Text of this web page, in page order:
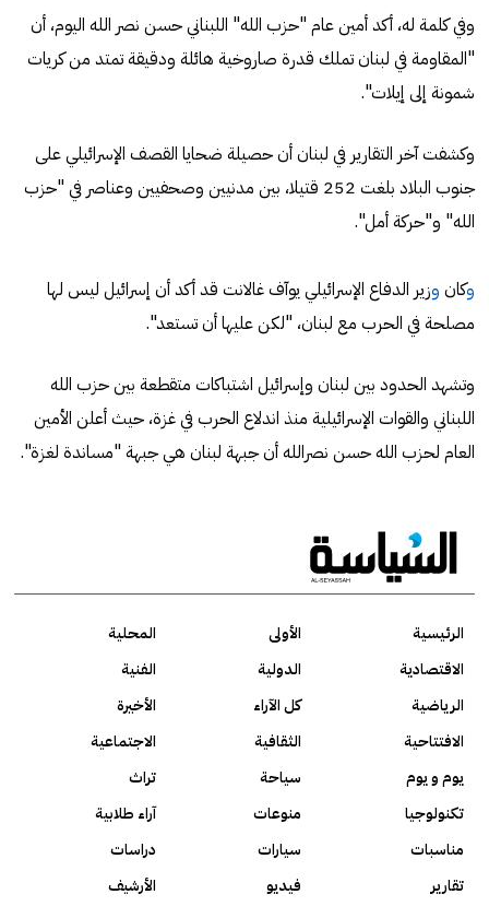
وفي كلمة له، أكد أمين عام "حزب الله" اللبناني حسن نصر الله اليوم، أن
"المقاومة في لبنان تملك قدرة صاروخية هائلة ودقيقة تمتد من كريات
شمونة إلى إيلات".
وكشفت آخر التقارير في لبنان أن حصيلة ضحايا القصف الإسرائيلي على
جنوب البلاد بلغت 252 قتيلا، بين مدنيين وصحفيين وعناصر في "حزب
الله" و"حركة أمل".
وكان وزير الدفاع الإسرائيلي يوآف غالانت قد أكد أن إسرائيل ليس لها
مصلحة في الحرب مع لبنان، "لكن عليها أن تستعد".
وتشهد الحدود بين لبنان وإسرائيل اشتباكات متقطعة بين حزب الله
اللبناني والقوات الإسرائيلية منذ اندلاع الحرب في غزة، حيث أعلن الأمين
العام لحزب الله حسن نصرالله أن جبهة لبنان هي جبهة "مساندة لغزة".
الرئيسية الأولى
المحلية
الاقتصادية
الدولية
الفنية
الرياضية
كل الآراء
الأخيرة
الافتتاحية
الثقافية
الاجتماعية
يوم و يوم
سياحة
تراث
تكنولوجيا
منوعات
آراء طلابية
مناسبات
سيارات
دراسات
تقارير
فيديو الأرشيف